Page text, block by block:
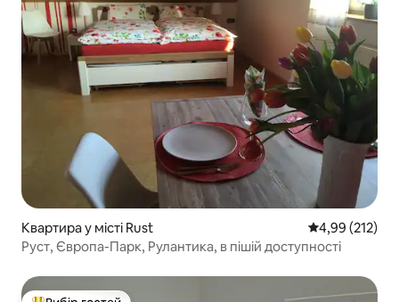
Квартира у місті Rust Середня
4,99 (212)
Руст, Європа-Парк, Рулантика, в пішій доступності